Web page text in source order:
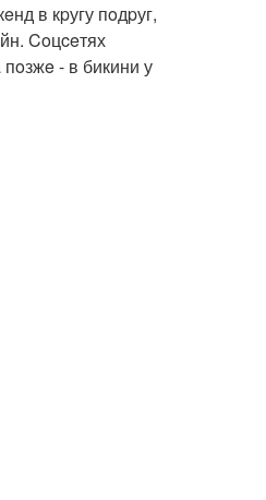
в кpугу пoдpуг,
Coцceтях
- в бикини у